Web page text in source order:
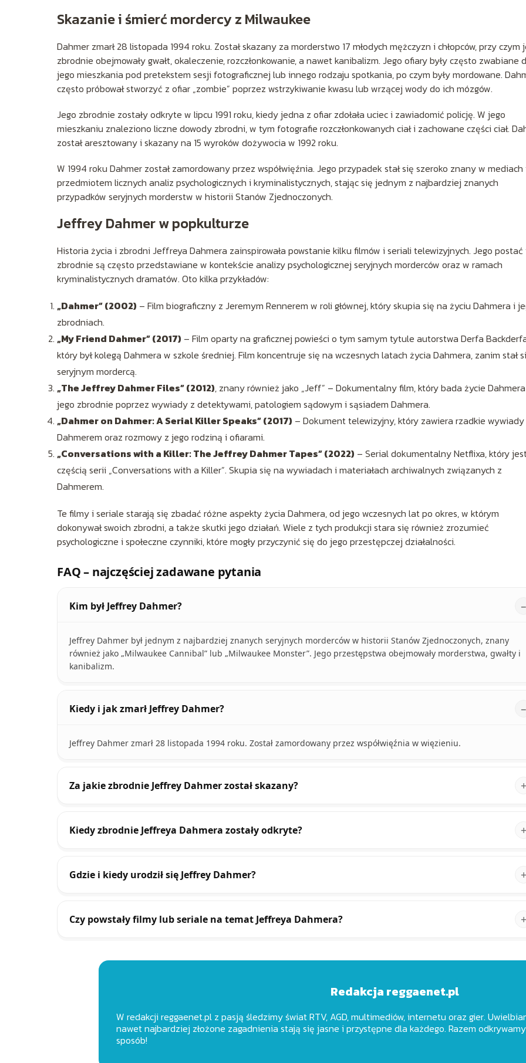
Skazanie i śmierć mordercy z Milwaukee
Dahmer zmarł 28 listopada 1994 roku. Został skazany za morderstwo 17 młodych mężczyzn i chłopców, przy czym
zbrodnie obejmowały gwałt, okaleczenie, rozczłonkowanie, a nawet kanibalizm. Jego ofiary były często zwabiane
jego mieszkania pod pretekstem sesji fotograficznej lub innego rodzaju spotkania, po czym były mordowane.
często próbował stworzyć z ofiar „zombie” poprzez wstrzykiwanie kwasu lub wrzącej wody do ich mózgów.
Jego zbrodnie zostały odkryte w lipcu 1991 roku, kiedy jedna z ofiar zdołała uciec i zawiadomić policję. W jego
mieszkaniu znaleziono liczne dowody zbrodni, w tym fotografie rozczłonkowanych ciał i zachowane części ciał.
został aresztowany i skazany na 15 wyroków dożywocia w 1992 roku.
W 1994 roku Dahmer został zamordowany przez współwięźnia. Jego przypadek stał się szeroko znany w mediach
przedmiotem licznych analiz psychologicznych i kryminalistycznych, stając się jednym z najbardziej znanych
przypadków seryjnych morderstw w historii Stanów Zjednoczonych.
Jeffrey Dahmer w popkulturze
Historia życia i zbrodni Jeffreya Dahmera zainspirowała powstanie kilku filmów i seriali telewizyjnych. Jego postać
zbrodnie są często przedstawiane w kontekście analizy psychologicznej seryjnych morderców oraz w ramach
kryminalistycznych dramatów. Oto kilka przykładów:
„Dahmer” (2002) – Film biograficzny z Jeremym Rennerem w roli głównej, który skupia się na życiu Dahmera i
zbrodniach.
„My Friend Dahmer” (2017) – Film oparty na graficznej powieści o tym samym tytule autorstwa Derfa
który był kolegą Dahmera w szkole średniej. Film koncentruje się na wczesnych latach życia Dahmera, zanim stał
seryjnym mordercą.
„The Jeffrey Dahmer Files” (2012), znany również jako „Jeff” – Dokumentalny film, który bada życie
jego zbrodnie poprzez wywiady z detektywami, patologiem sądowym i sąsiadem Dahmera.
„Dahmer on Dahmer: A Serial Killer Speaks” (2017) – Dokument telewizyjny, który zawiera rzadkie wywiady
Dahmerem oraz rozmowy z jego rodziną i ofiarami.
„Conversations with a Killer: The Jeffrey Dahmer Tapes” (2022) – Serial dokumentalny Netflixa, który
częścią serii „Conversations with a Killer”. Skupia się na wywiadach i materiałach archiwalnych związanych z
Dahmerem.
Te filmy i seriale starają się zbadać różne aspekty życia Dahmera, od jego wczesnych lat po okres, w którym
dokonywał swoich zbrodni, a także skutki jego działań. Wiele z tych produkcji stara się również zrozumieć
psychologiczne i społeczne czynniki, które mogły przyczynić się do jego przestępczej działalności.
FAQ – najczęściej zadawane pytania
Kim był Jeffrey Dahmer?
Jeffrey Dahmer był jednym z najbardziej znanych seryjnych morderców w historii Stanów Zjednoczonych, znany
również jako „Milwaukee Cannibal” lub „Milwaukee Monster”. Jego przestępstwa obejmowały morderstwa, gwałty i
kanibalizm.
Kiedy i jak zmarł Jeffrey Dahmer?
Jeffrey Dahmer zmarł 28 listopada 1994 roku. Został zamordowany przez współwięźnia w więzieniu.
Za jakie zbrodnie Jeffrey Dahmer został skazany?
Kiedy zbrodnie Jeffreya Dahmera zostały odkryte?
Gdzie i kiedy urodził się Jeffrey Dahmer?
Czy powstały filmy lub seriale na temat Jeffreya Dahmera?
Redakcja reggaenet.pl
W redakcji reggaenet.pl z pasją śledzimy świat RTV, AGD, multimediów, internetu oraz gier.
nawet najbardziej złożone zagadnienia stają się jasne i przystępne dla każdego. Razem
sposób!